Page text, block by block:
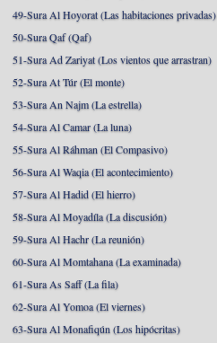
49-Sura Al Hoyorat (Las habitaciones privadas)
50-Sura Qaf (Qaf)
51-Sura Ad Zariyat (Los vientos que arrastran)
52-Sura At Túr (El monte)
53-Sura An Najm (La estrella)
54-Sura Al Camar (La luna)
55-Sura Al Ráhman (El Compasivo)
56-Sura Al Waqia (El acontecimiento)
57-Sura Al Hadid (El hierro)
58-Sura Al Moyadíla (La discusión)
59-Sura Al Hachr (La reunión)
60-Sura Al Momtahana (La examinada)
61-Sura As Saff (La fila)
62-Sura Al Yomoa (El viernes)
63-Sura Al Monafiqún (Los hipócritas)